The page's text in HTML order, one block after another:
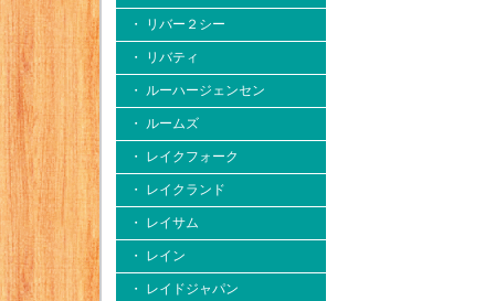
・ リバー２シー
・ リバティ
・ ルーハージェンセン
・ ルームズ
・ レイクフォーク
・ レイクランド
・ レイサム
・ レイン
・ レイドジャパン